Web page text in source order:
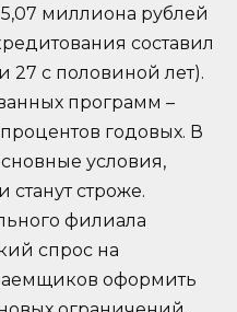
миллиона рублей
составил
27 с половиной лет).
программ –
годовых. В
условия,
строже.
филиала
спрос на
оформить